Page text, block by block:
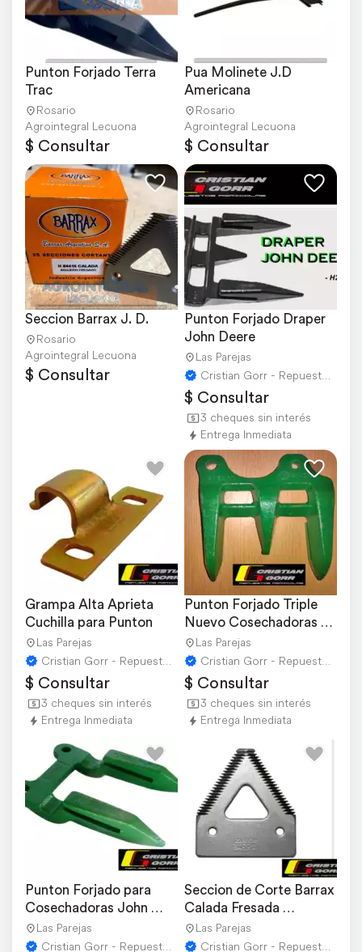
Punton Forjado Terra
Trac
Rosario
Agrointegral Lecuona
$ Consultar
Pua Molinete J.D
Americana
Rosario
Agrointegral Lecuona
$ Consultar
Seccion Barrax J. D.
Rosario
Agrointegral Lecuona
$ Consultar
Punton Forjado Draper
John Deere
Las Parejas
Cristian Gorr - Repuestos Agricolas
$ Consultar
3 cheques sin interés
Entrega Inmediata
Grampa Alta Aprieta
Cuchilla para Punton
Las Parejas
Cristian Gorr - Repuestos Agricolas
$ Consultar
3 cheques sin interés
Entrega Inmediata
Punton Forjado Triple
Nuevo Cosechadoras
John Deere
Las Parejas
Cristian Gorr - Repuestos Agricolas
$ Consultar
3 cheques sin interés
Entrega Inmediata
Punton Forjado para
Cosechadoras John
Deere
Las Parejas
Cristian Gorr - Repuestos Agricolas
Seccion de Corte Barrax
Calada Fresada
Cosechadora Johndeere
Las Parejas
Cristian Gorr - Repuestos Agricolas